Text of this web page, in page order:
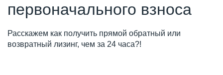
первоначального взноса
Расскажем как получить прямой обратный или
возвратный лизинг, чем за 24 часа?!